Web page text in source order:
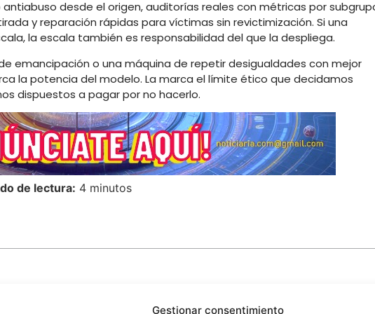
Gestionar consentimiento
antiabuso desde el origen, auditorías reales con métricas por
y reparación rápidas para víctimas sin revictimización. Si una
la escala también es responsabilidad del que la despliega.
emancipación o una máquina de repetir desigualdades con mejor
la potencia del modelo. La marca el límite ético que decidamos
dispuestos a pagar por no hacerlo.
de lectura: 4 minutos